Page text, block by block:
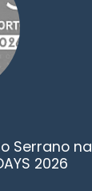
Serrano na
2026